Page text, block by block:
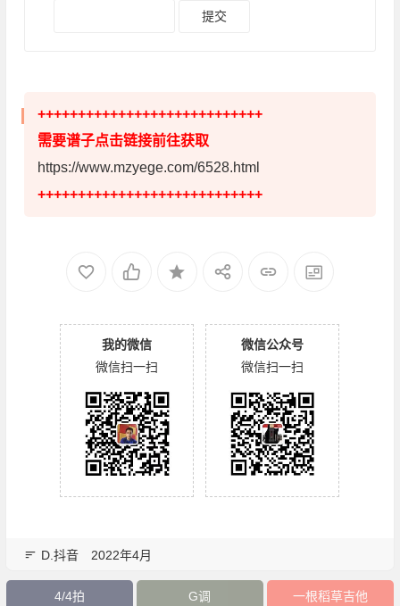
++++++++++++++++++++++++++++
需要谱子点击链接前往获取
https://www.mzyege.com/6528.html
++++++++++++++++++++++++++++
我的微信
微信扫一扫
微信公众号
微信扫一扫
D.抖音 2022年4月
4/4拍 G调 一根稻草吉他